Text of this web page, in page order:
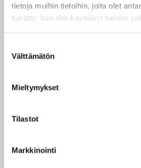
tietoja muihin tietoihin, joita olet
kerätty, kun olet käyttänyt heidän
valinta
Välttämätön
Mieltymykset
Tilastot
Markkinointi
SALASANA
Salasana uudestaan:
OSOITETIEDOT
Osoite: